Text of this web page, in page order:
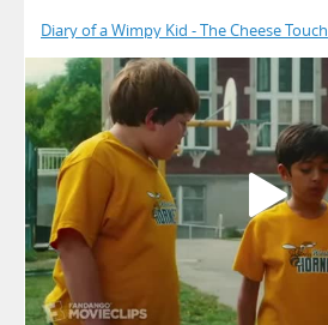
Diary of a Wimpy Kid - The Cheese Touch